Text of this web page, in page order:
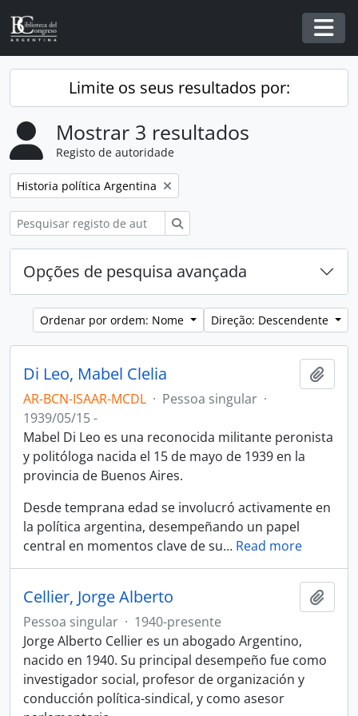
Skip to main content
Limite os seus resultados por:
Mostrar 3 resultados
Registo de autoridade
Remover filtro:
Historia política Argentina
Opções de pesquisa avançada
Ordenar por ordem: Nome Direção: Descendente
Di Leo, Mabel Clelia
AR-BCN-ISAAR-MCDL · Pessoa singular ·
1939/05/15 -
Mabel Di Leo es una reconocida militante peronista
y politóloga nacida el 15 de mayo de 1939 en la
provincia de Buenos Aires.
Desde temprana edad se involucró activamente en
la política argentina, desempeñando un papel
central en momentos clave de su… Read more
Cellier, Jorge Alberto
Pessoa singular · 1940-presente
Jorge Alberto Cellier es un abogado Argentino,
nacido en 1940. Su principal desempeño fue como
investigador social, profesor de organización y
conducción política-sindical, y como asesor